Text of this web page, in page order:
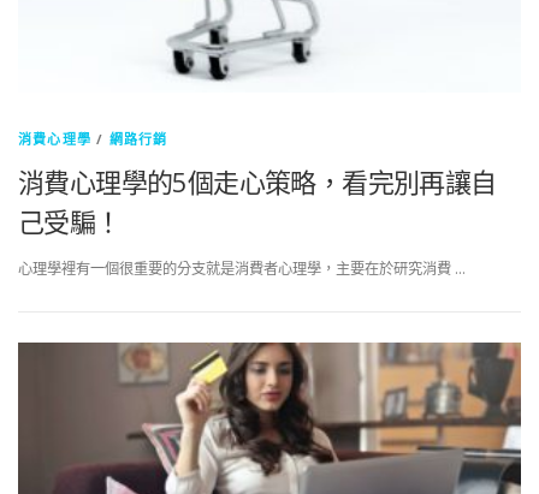
消費心理學 / 網路行銷
消費心理學的5個走心策略，看完別再讓自
己受騙！
心理學裡有一個很重要的分支就是消費者心理學，主要在於研究消費 …